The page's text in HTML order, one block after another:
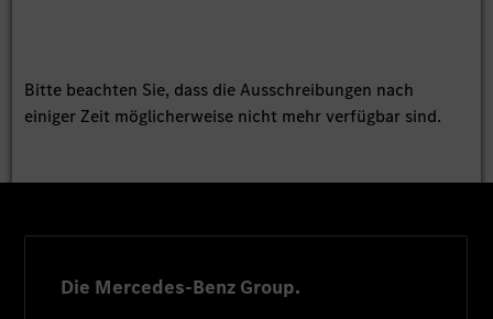
Bitte beachten Sie, dass die Ausschreibungen nach
einiger Zeit möglicherweise nicht mehr verfügbar sind.
Die Mercedes-Benz Group.